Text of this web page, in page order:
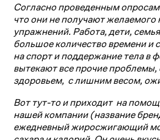
Согласно проведенным
что они не получают желаемого
упражнений. Работа, дети,
большое количество времени и
на спорт и поддержание тела в
вытекают все прочие проблемы,
здоровьем, с лишним весом,
Вот тут-то и приходит на
нашей компании (название
ежедневный жиросжигающий